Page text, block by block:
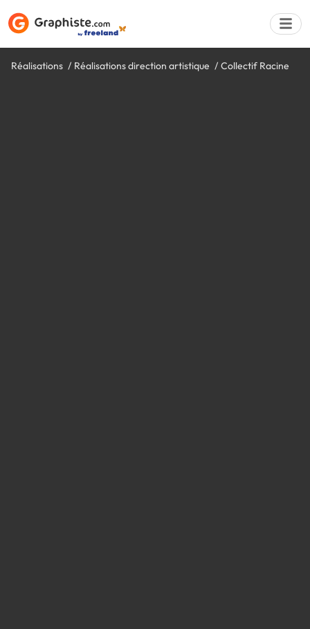
Réalisations Réalisations direction artistique Collectif Racine